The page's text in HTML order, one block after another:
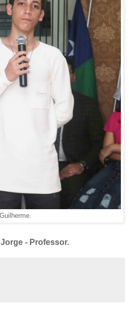
Guilherme.
- Professor.